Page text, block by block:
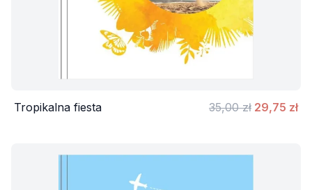
Tropikalna fiesta 35,00 zł 29,75 zł